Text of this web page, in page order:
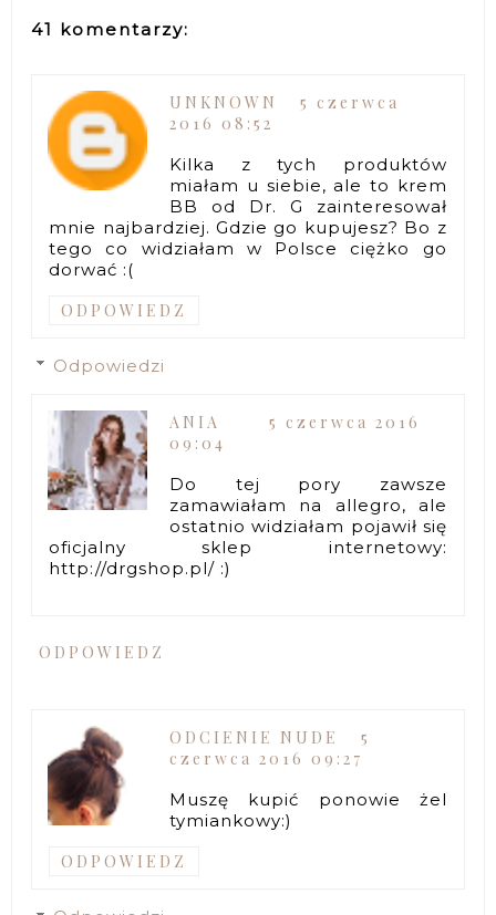
41 komentarzy:
UNKNOWN
5 czerwca
2016 08:52
Kilka z tych produktów
miałam u siebie, ale to krem
BB od Dr. G zainteresował
mnie najbardziej. Gdzie go kupujesz? Bo z
tego co widziałam w Polsce ciężko go
dorwać :(
ODPOWIEDZ
Odpowiedzi
ANIA
5 czerwca 2016
09:04
Do tej pory zawsze
zamawiałam na allegro, ale
ostatnio widziałam pojawił się
oficjalny sklep internetowy:
http://drgshop.pl/ :)
ODPOWIEDZ
ODCIENIE NUDE
5
czerwca 2016 09:27
Muszę kupić ponowie żel
tymiankowy:)
ODPOWIEDZ